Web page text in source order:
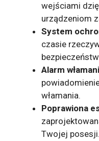
wejściami
urządzeniom
System
czasie
Alarm
włamania.
Poprawiona
Twojej posesji.